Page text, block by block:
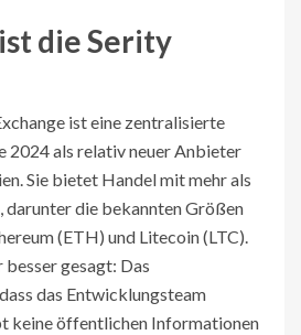
die Serity
isteine zentralisierte
2024 als relativ neuer Anbieter
. Sie bietet Handel mit mehr als
darunter die bekannten Größen
(ETH) und Litecoin (LTC).
besser gesagt: Das
das Entwicklungsteam
keine öffentlichen Informationen